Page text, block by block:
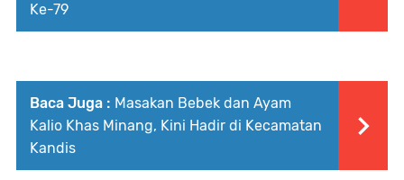
Ke-79
Baca Juga : Masakan Bebek dan Ayam
Kalio Khas Minang, Kini Hadir di Kecamatan
Kandis